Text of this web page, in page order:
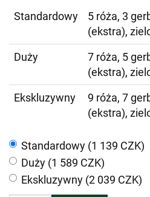
Standardowy
5 róża, 3
(ekstra),
Duży
7 róża, 5
(ekstra),
Ekskluzywny
9 róża, 7
(ekstra),
Standardowy (1 139 CZK)
Duży (1 589 CZK)
Ekskluzywny (2 039 CZK)